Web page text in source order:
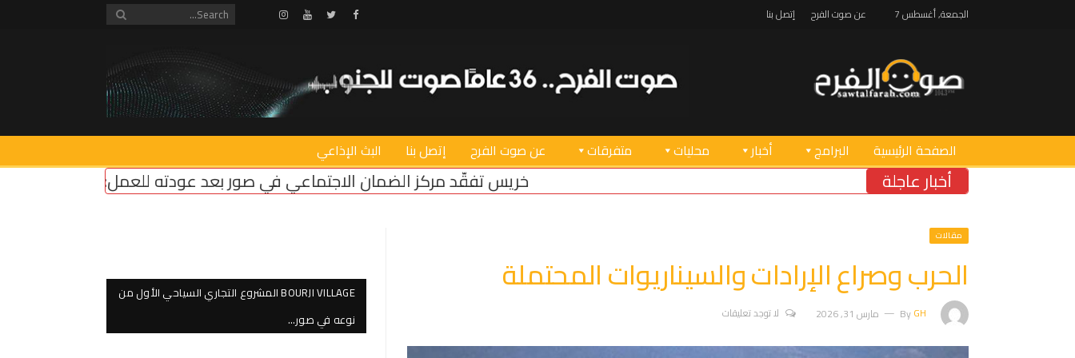
الجمعة, أغسطس 7 عن صوت الفرح إتصل بنا Facebook
Twitter
Youtube
Instagram
الصفحة الرئيسية البرامج أخبار محليات متفرقات عن صوت الفرح إتصل بنا البث الإذاعي
أخبار عاجلة خريس تفقّد مركز الضمان الاجتماعي في صور بعد عودته للعمل: المناطق التجريبية مزحة وعودة مؤسسات
مقالات
الحرب وصراع الإرادات والسيناريوات المحتملة
ByGH مارس 31, 2026 لا توجد تعليقات
BOURJI VILLAGE المشروع التجاري السياحي الأول من
نوعه في صور…